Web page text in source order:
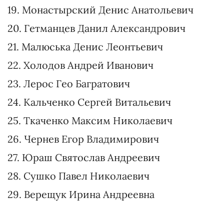
7. Корниенко Александр Сергеевич
8. Красносильская Анастасия Олеговна
9. Ткаченко Александр Владиславович
10. Беленюк Жан Венсанович
11. Бабак Сергей Витальевич
12. Криклий Владислав Артурович
13. Шуляк Елена Алексеевна
14. Наталуха Дмитрий Андреевич
15. Ясько Елизавета Алексеевна
16. Оржель Алексей Анатольевич
17. Герус Андрей Михайлович